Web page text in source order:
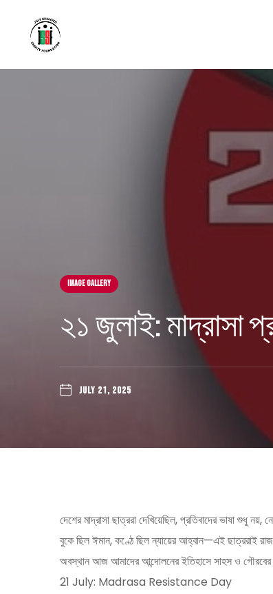
Image Gallery
২১ জুলাই: মাদ্রাসা
JULY 21, 2025
দেশের মাদ্রাসা ছাত্ররা দেখিয়েছিল, প্রতিবাদের ভাষা শুধু
বুকে ছিল ঈমান, কণ্ঠে ছিল ন্যায়ের আহ্বান—এই ছাত্ররাই
অবস্থান আজ আমাদের আন্দোলনের ইতিহাসে সাহস ও
21 July: Madrasa Resistance Day